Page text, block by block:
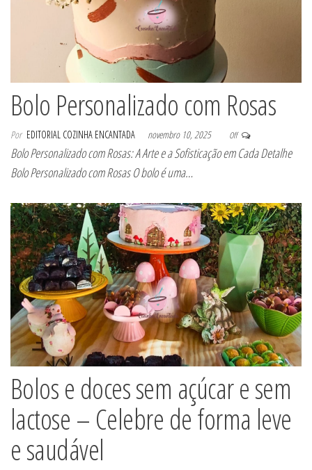
Bolo Personalizado com Rosas
Por EDITORIAL COZINHA ENCANTADA novembro 10, 2025 Off
Bolo Personalizado com Rosas: A Arte e a Sofisticação em Cada Detalhe
Bolo Personalizado com Rosas O bolo é uma…
Bolos e doces sem açúcar e sem
lactose – Celebre de forma leve
e saudável